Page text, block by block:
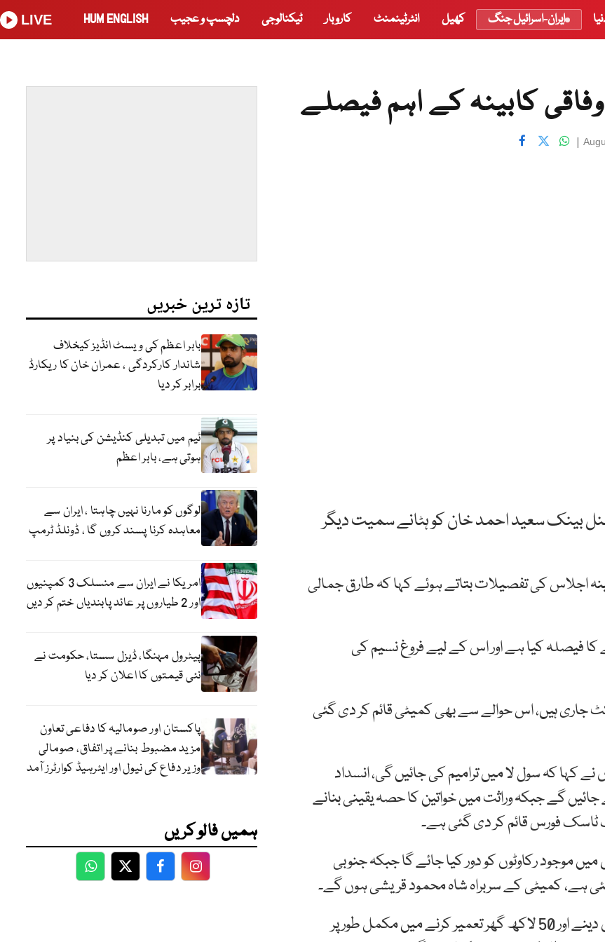
ایران-اسرائیل جنگ کھیل انٹرٹینمنٹ کاروبار ٹیکنالوجی دلچسپ و عجیب HUM ENGLISH
LIVE
کابینہ کے اہم فیصلے
|
بینک سعید احمد خان کو ہٹانے سمیت دیگر
اجلاس کی تفصیلات بتاتے ہوئے کہا کہ طارق جمالی
کا فیصلہ کیا ہے اور اس کے لیے فروغ نسیم کی
28 ارب روپے کے پراجیکٹ جاری ہیں، اس حوالے سے بھی کمیٹی قائم کر دی گئی
نے کہا کہ سول لا میں ترامیم کی جائیں گی، انسداد
گے جبکہ وراثت میں خواتین کا حصہ یقینی بنانے
ٹاسک فورس قائم کر دی گئی ہے۔
موجود رکاوٹوں کو دور کیا جائے گا جبکہ جنوبی
ہے، کمیٹی کے سربراہ شاہ محمود قریشی ہوں گے۔
وفاقی وزیراطلاعات کا کہنا تھا کہ حکومت ایک کروڑ نوکریاں دینے اور 50 لاکھ گھر تعمیر کرنے میں مکمل طور پر
تازہ ترین خبریں
بابر اعظم کی ویسٹ انڈیز کیخلاف
شاندار کارکردگی ، عمران خان کا ریکارڈ
برابر کر دیا
ٹیم میں تبدیلی کنڈیشن کی بنیاد پر
ہوتی ہے، بابر اعظم
لوگوں کو مارنا نہیں چاہتا ، ایران سے
معاہدہ کرنا پسند کروں گا ، ڈونلڈ ٹرمپ
امریکا نے ایران سے منسلک 3 کمپنیوں
اور 2 طیاروں پر عائد پابندیاں ختم کر دیں
پیٹرول مہنگا، ڈیزل سستا، حکومت نے
نئی قیمتوں کا اعلان کر دیا
پاکستان اور صومالیہ کا دفاعی تعاون
مزید مضبوط بنانے پر اتفاق، صومالی
وزیر دفاع کی نیول اور ایئرہیڈ کوارٹرز آمد
ہمیں فالو کریں
WhatsApp
TwitterFacebookFacebook